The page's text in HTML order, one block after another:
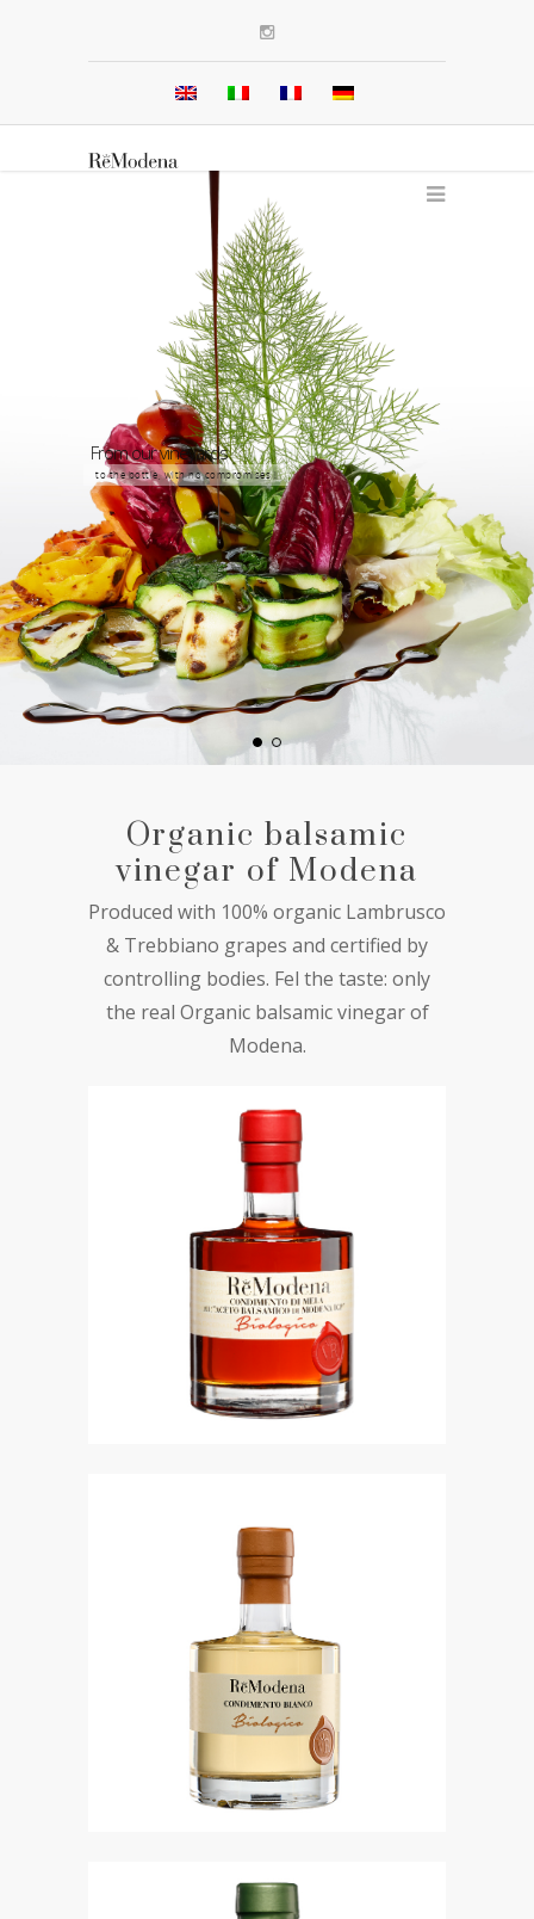
From our vineyards
to the bottle, with no compromises !
Organic balsamic
vinegar of Modena
Produced with 100% organic Lambrusco
& Trebbiano grapes and certified by
controlling bodies. Fel the taste: only
the real Organic balsamic vinegar of
Modena.